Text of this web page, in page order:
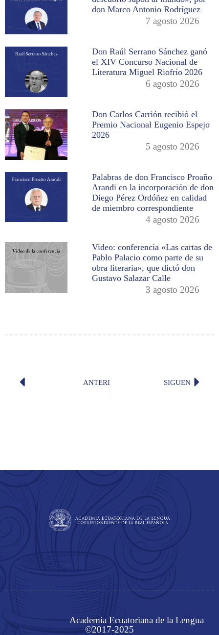
don Marco Antonio Rodríguez
7 agosto 2026
Don Raúl Serrano Sánchez ganó
el XIV Concurso Nacional de
Literatura Miguel Riofrío 2026
6 agosto 2026
Don Carlos Carrión recibió el
Premio Nacional Eugenio Espejo
2026
5 agosto 2026
Palabras de don Francisco Proaño
Arandi en la incorporación de don
Diego Pérez Ordóñez en calidad
de miembro correspondiente
4 agosto 2026
Video: conferencia «Las cartas de
Pablo Palacio como parte de su
obra literaria», que dictó don
Gustavo Salazar Calle
3 agosto 2026
ANTERIOR «Año viejo», por don Marco
SIGUENTE
Academia Ecuatoriana de la Lengua
©2017-2025